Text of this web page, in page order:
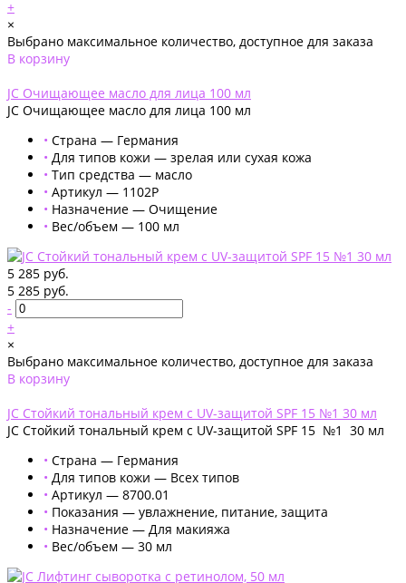
+
×
Выбрано максимальное количество, доступное для заказа
В корзину
JС Очищающее масло для лица 100 мл
JС Очищающее масло для лица 100 мл
• Страна — Германия
• Для типов кожи — зрелая или сухая кожа
• Тип средства — масло
• Артикул — 1102Р
• Назначение — Очищение
• Вес/объем — 100 мл
5 285 руб.
5 285 руб.
-
+
×
Выбрано максимальное количество, доступное для заказа
В корзину
JC Стойкий тональный крем с UV-защитой SPF 15 №1 30 мл
JC Стойкий тональный крем с UV-защитой SPF 15 №1 30 мл
• Страна — Германия
• Для типов кожи — Всех типов
• Артикул — 8700.01
• Показания — увлажнение, питание, защита
• Назначение — Для макияжа
• Вес/объем — 30 мл